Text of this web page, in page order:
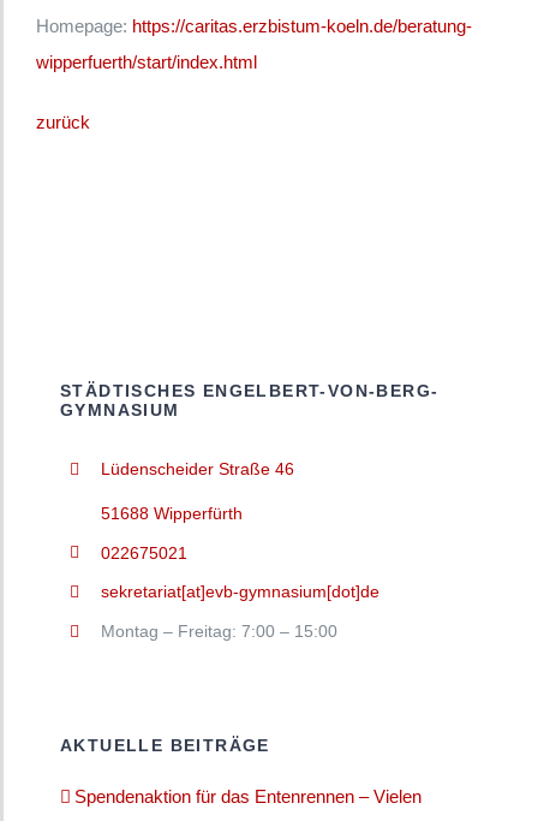
Homepage: https://caritas.erzbistum-koeln.de/beratung-
wipperfuerth/start/index.html
zurück
STÄDTISCHES ENGELBERT-VON-BERG-
GYMNASIUM
Lüdenscheider Straße 46
51688 Wipperfürth
022675021
sekretariat[at]evb-gymnasium[dot]de
Montag – Freitag: 7:00 – 15:00
AKTUELLE BEITRÄGE
Spendenaktion für das Entenrennen – Vielen